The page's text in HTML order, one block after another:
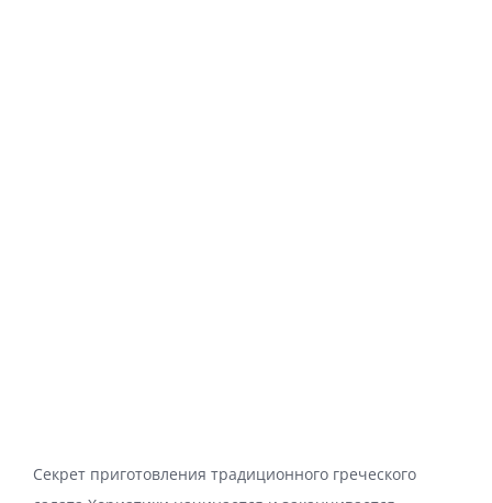
Секрет приготовления традиционного греческого